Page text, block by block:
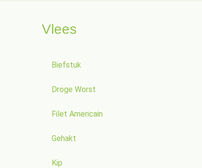
Vlees
Biefstuk
Droge Worst
Filet Americain
Gehakt
Kip